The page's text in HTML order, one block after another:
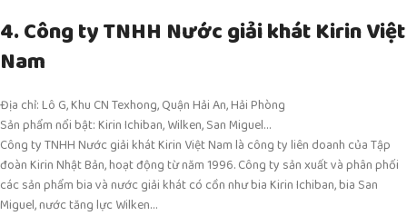
4. Công ty TNHH Nước giải khát Kirin Việt
Nam
Địa chỉ: Lô G, Khu CN Texhong, Quận Hải An, Hải Phòng
Sản phẩm nổi bật: Kirin Ichiban, Wilken, San Miguel…
Công ty TNHH Nước giải khát Kirin Việt Nam là công ty liên doanh của Tập
đoàn Kirin Nhật Bản, hoạt động từ năm 1996. Công ty sản xuất và phân phối
các sản phẩm bia và nước giải khát có cồn như bia Kirin Ichiban, bia San
Miguel, nước tăng lực Wilken…